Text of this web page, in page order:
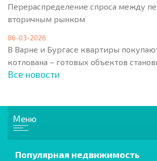
Перераспределение спроса между
вторичным рынком
06-03-2026
В Варне и Бургасе квартиры
котлована – готовых объектов
Все новости
Меню
Популярная недвижимость